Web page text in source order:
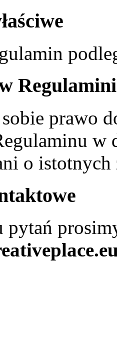
sobie prawo
w
o istotnych
pytań